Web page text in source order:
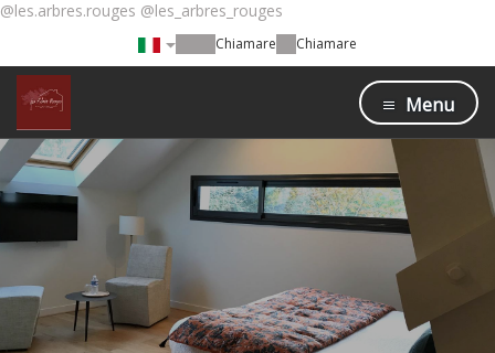
@les.arbres.rouges @les_arbres_rouges
Chiamare Chiamare
Menu